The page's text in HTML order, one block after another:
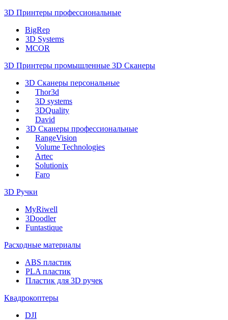
3D Принтеры профессиональные
BigRep
3D Systems
MCOR
3D Принтеры промышленные 3D Сканеры
3D Сканеры персональные
Thor3d
3D systems
3DQuality
David
3D Сканеры профессиональные
RangeVision
Volume Technologies
Artec
Solutionix
Faro
3D Ручки
MyRiwell
3Doodler
Funtastique
Расходные материалы
ABS пластик
PLA пластик
Пластик для 3D ручек
Квадрокоптеры
DJI